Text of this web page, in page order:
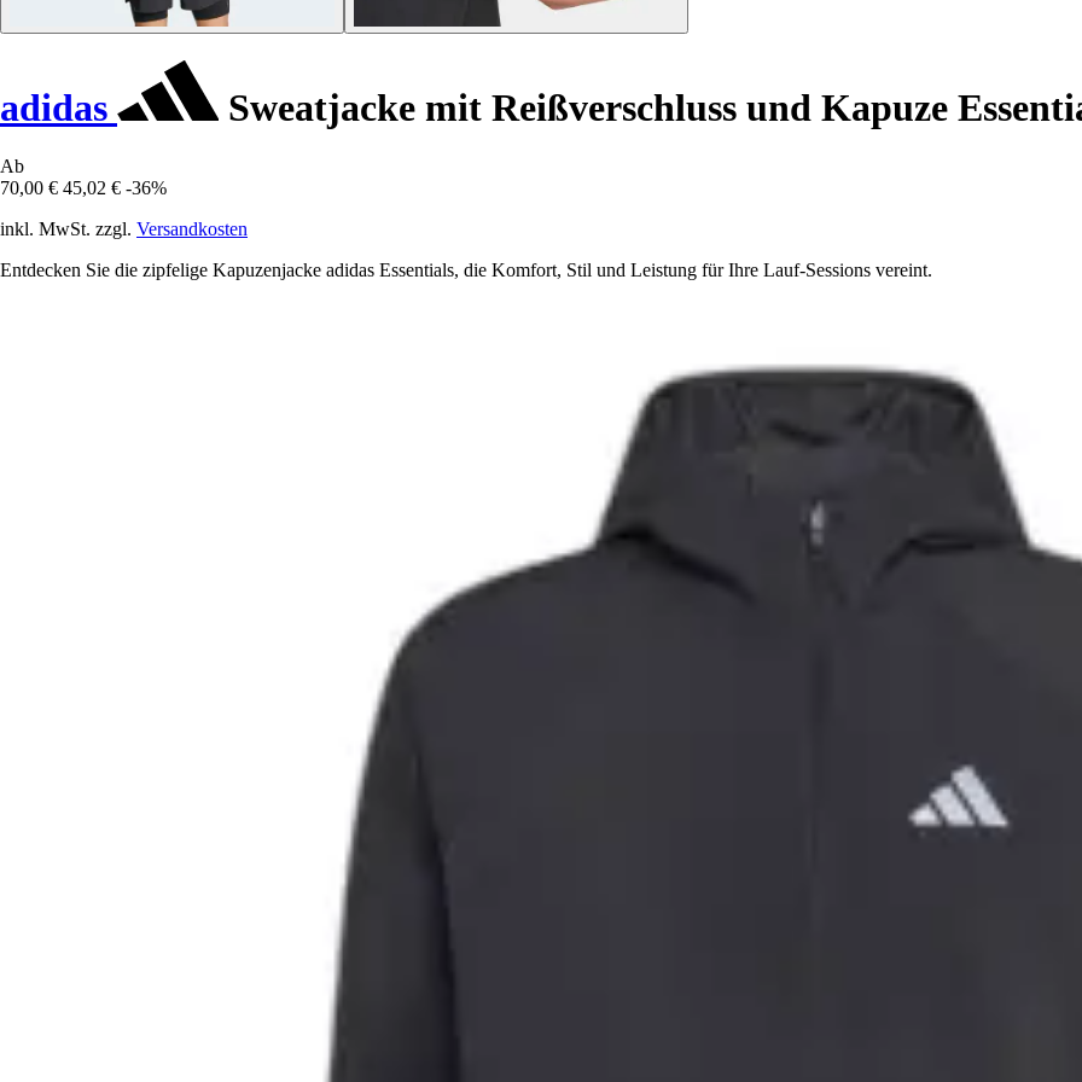
adidas Sweatjacke mit Reißverschluss und Kapuze
Ab
70,00 € 45,02 € -36%
inkl. MwSt. zzgl. Versandkosten
Entdecken Sie die zipfelige Kapuzenjacke adidas Essentials, die Komfort, Stil und Leistung für Ihre Lauf-Sessions vereint.